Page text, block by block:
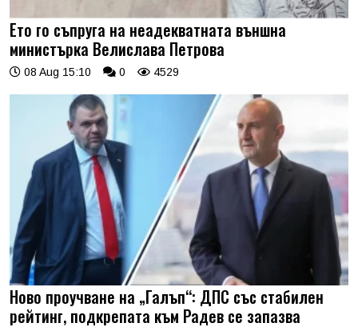
Ето го съпруга на неадекватната външна
министърка Велислава Петрова
08 Aug 15:10 0 4529
Ново проучване на „Галъп“: ДПС със стабилен
рейтинг, подкрепата към Радев се запазва